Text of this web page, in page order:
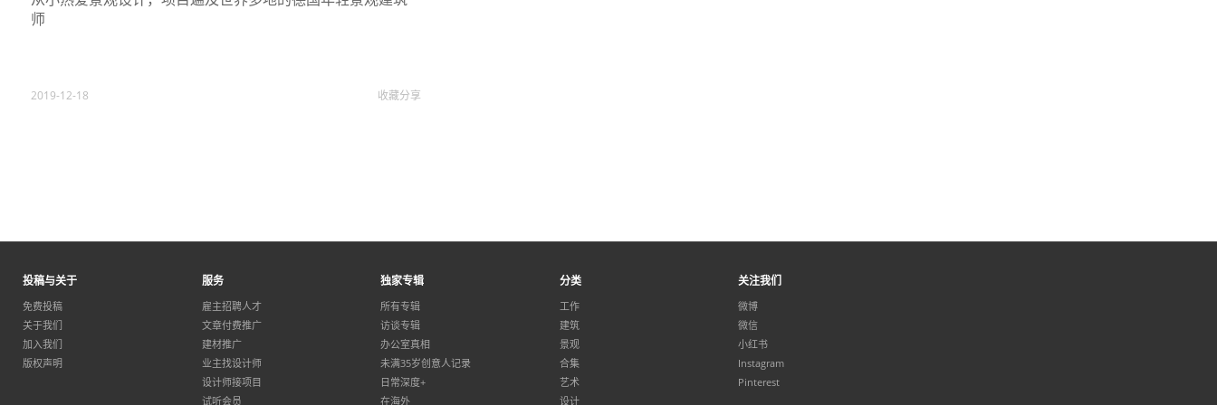
师
2019-12-18 收藏分享
投稿与关于
免费投稿
关于我们
加入我们
版权声明
服务
雇主招聘人才
文章付费推广
建材推广
业主找设计师
设计师接项目
试听会员
独家专辑
所有专辑
访谈专辑
办公室真相
未满35岁创意人记录
日常深度+
在海外
分类
工作
建筑
景观
合集
艺术
设计
关注我们
微博
微信
小红书
Instagram
Pinterest